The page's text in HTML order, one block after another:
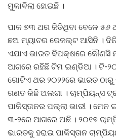
ମୁକାବିଲା ହୋଇଛି ।
ପାକ ୭୩ ଥର ଜିତିଥିବା ବେଳେ ୫୬
ଛଅ ମ୍ୟାଚର ରେଜଲ୍ଟ ଆସିନି ।
ଏଯାଏ ଭାରତ ବିପକ୍ଷରେ କୌଣସି
ଆଗରେ ରହିଛି ଟିମ ଇଣ୍ଡିଆ । ଟି-
ଗୋଟିଏ ଥର ୨୦୨୨ରେ ଭାରତ
ଗଣତ କିଛି ଅଲଗା । ଚାମ୍ପିୟନ୍ସ
ପାକିସ୍ତାନର ପଲ୍ଲା ଭାରୀ ।
୩-୨ରେ ଆଗରେ ଅଛି । ୨୦୧୭
ଭାରତକୁ ହରାଇ ପାକିସ୍ତାନ